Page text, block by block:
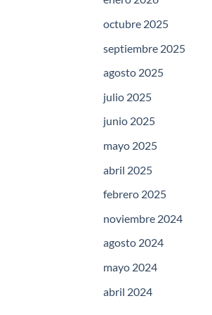
octubre 2025
septiembre 2025
agosto 2025
julio 2025
junio 2025
mayo 2025
abril 2025
febrero 2025
noviembre 2024
agosto 2024
mayo 2024
abril 2024